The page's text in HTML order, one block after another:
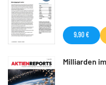
9,90 €
Milliarden